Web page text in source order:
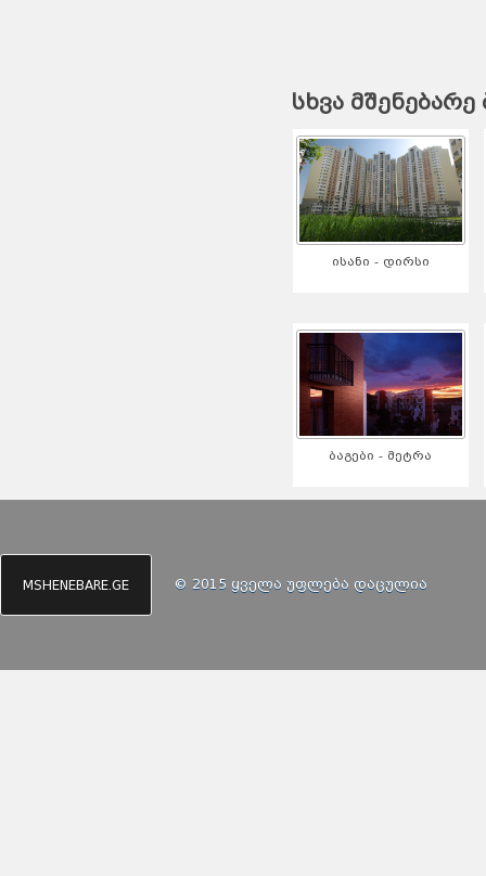
სხვა მშენებარე
ისანი - დირსი
ბაგები - მეტრა
MSHENEBARE.GE © 2015 ყველა უფლება დაცულია